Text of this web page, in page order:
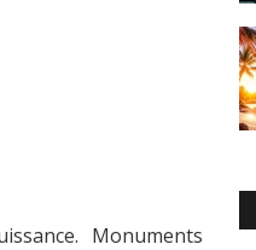
Monuments